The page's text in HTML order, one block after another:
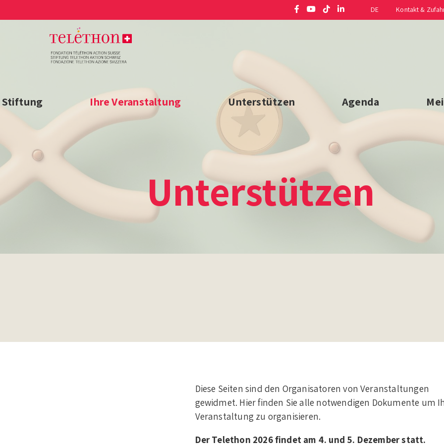
DE Kontakt &
Stiftung Ihre Veranstaltung Unterstützen Agenda
Unterstützen
Diese Seiten sind den Organisatoren von Veranstaltungen
gewidmet. Hier finden Sie alle notwendigen Dokumente um
Veranstaltung zu organisieren.
Der Telethon 2026 findet am 4. und 5. Dezember statt.